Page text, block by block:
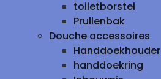
toiletborstel
Prullenbak
Douche accessoires
Handdoekhouder
handdoekring